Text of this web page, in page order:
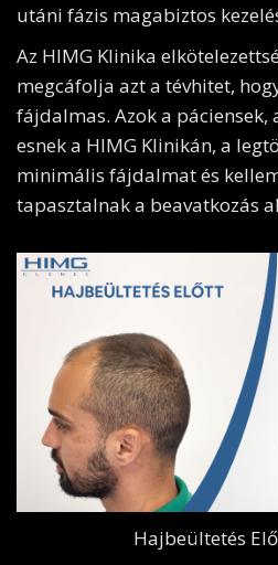
utáni fázis magabiztos
Az HIMG Klinika
megcáfolja azt a tévhitet,
fájdalmas. Azok a páciensek,
esnek a HIMG Klinikán, a
minimális fájdalmat és
tapasztalnak a beavatkozás
Hajbeültetés